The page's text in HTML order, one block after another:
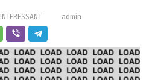
INTERESSANT admin